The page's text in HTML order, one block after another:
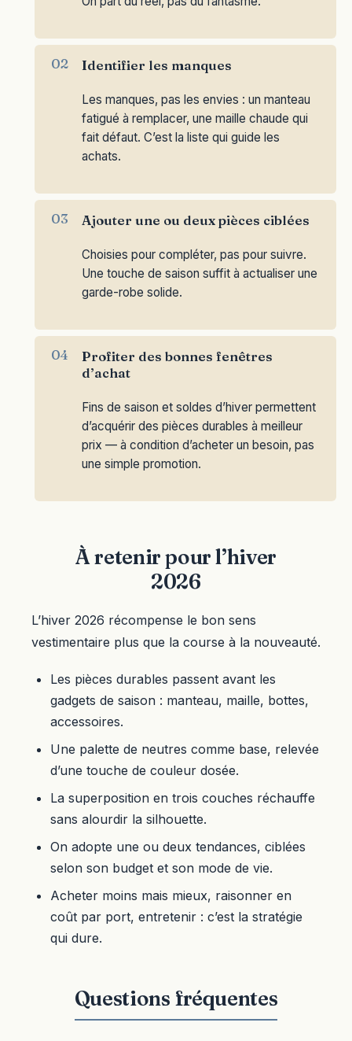
Identifier les manques
Les manques, pas les envies : un manteau
fatigué à remplacer, une maille chaude qui
fait défaut. C’est la liste qui guide les
achats.
Ajouter une ou deux pièces ciblées
Choisies pour compléter, pas pour suivre.
Une touche de saison suffit à actualiser une
garde-robe solide.
Profiter des bonnes fenêtres
d’achat
Fins de saison et soldes d’hiver permettent
d’acquérir des pièces durables à meilleur
prix — à condition d’acheter un besoin, pas
une simple promotion.
À retenir pour l’hiver
2026
L’hiver 2026 récompense le bon sens
vestimentaire plus que la course à la nouveauté.
Les pièces durables passent avant les
gadgets de saison : manteau, maille, bottes,
accessoires.
Une palette de neutres comme base, relevée
d’une touche de couleur dosée.
La superposition en trois couches réchauffe
sans alourdir la silhouette.
On adopte une ou deux tendances, ciblées
selon son budget et son mode de vie.
Acheter moins mais mieux, raisonner en
coût par port, entretenir : c’est la stratégie
qui dure.